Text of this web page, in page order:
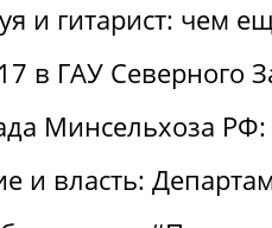
и гитарист: чем
в ГАУ Северного
Минсельхоза
и власть: